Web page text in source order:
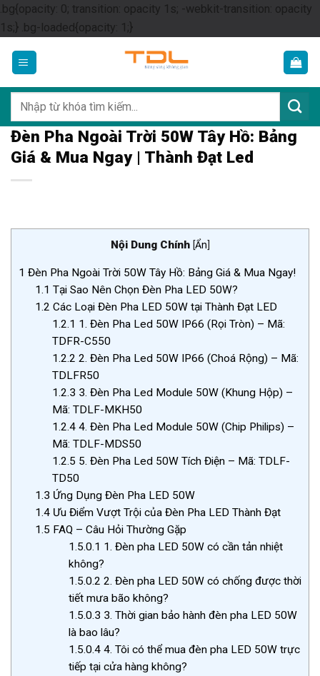
.bg{opacity: 0; transition: opacity 1s; -webkit-transition: opacity
1s;} .bg-loaded{opacity: 1;}Skip
content
kiếm:
Đèn Pha Ngoài Trời 50W Tây Hồ: Bảng
Giá & Mua Ngay | Thành Đạt Led
Nội Dung Chính [Ẩn]
1 Đèn Pha Ngoài Trời 50W Tây Hồ: Bảng Giá & Mua Ngay!
1.1 Tại Sao Nên Chọn Đèn Pha LED 50W?
1.2 Các Loại Đèn Pha LED 50W tại Thành Đạt LED
1.2.1 1. Đèn Pha Led 50W IP66 (Rọi Tròn) – Mã:
TDFR-C550
1.2.2 2. Đèn Pha Led 50W IP66 (Choá Rộng) – Mã:
TDLFR50
1.2.3 3. Đèn Pha Led Module 50W (Khung Hộp) –
Mã: TDLF-MKH50
1.2.44. Đèn Pha Led Module 50W (Chip Philips) –
Mã: TDLF-MDS50
1.2.5 5. Đèn Pha Led 50W Tích Điện – Mã: TDLF-
TD50
1.3 Ứng Dụng Đèn Pha LED 50W
1.4 Ưu Điểm Vượt Trội của Đèn Pha LED Thành Đạt
1.5 FAQ – Câu Hỏi Thường Gặp
1.5.0.1 1. Đèn pha LED 50W có cần tản nhiệt
không?
1.5.0.2 2. Đèn pha LED 50W có chống được thời
tiết mưa bão không?
1.5.0.3 3. Thời gian bảo hành đèn pha LED 50W
là bao lâu?
1.5.0.44. Tôi có thể mua đèn pha LED 50W trực
tiếp tại cửa hàng không?